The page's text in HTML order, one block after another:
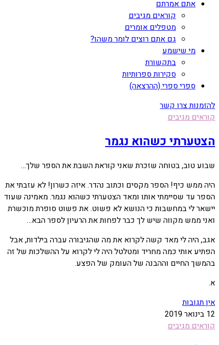
אתם אמרתם
קוראים מגיבים
מטפלים אומרים
גם אתם רוצים לומר משהו?
מי שישמע
בתקשורת
סקירות ספרותיות
ספרי ספרי (ההרצאה)
להזמנות צרו קשר
קוראים מגיבים
הצטערתי כשהוא נגמר
שבוע טוב, בטוחה שזכרת שאני קוראת השבת את הספר שלך…
היה ממש כיף! הספר מקסים וכתוב נהדר. איזה כשרון! לא עזבתי את
הספר עד שסיימתי אותו ומאד הצטערתי כשהוא נגמר. מאמינה שעוד
יישאר לי במחשבות כי הנושא לא פשוט. את פשוט סופרת מוכשרת
ואני ממש מקווה שיש לך כבר לפחות את הרעיון לספר הבא…
אגב, היה לי מאד קשה לקרוא את מה שהגיבורה עברה בילדות, אבל
הפתיע אותי כמה מחריד ומטלטל היה לי לקרוא על ההשלכות של זה
בהמשך החיים וההבנה של העומק של הפצע.
א.
אין תגובות
12 בינואר 2019
קוראים מגיבים